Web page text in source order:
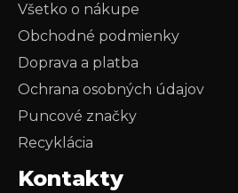
Všetko o nákupe
Obchodné podmienky
Doprava a platba
Ochrana osobných údajov
Puncové značky
Recyklácia
Kontakty